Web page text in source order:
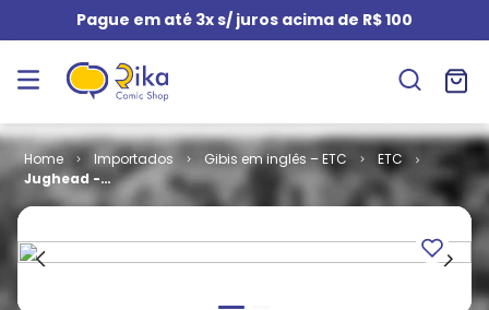
Pague em até 3x s/ juros acima de R$ 100
Importados Gibis em inglês – ETC
ETC
Jughead -
Volume 1 #